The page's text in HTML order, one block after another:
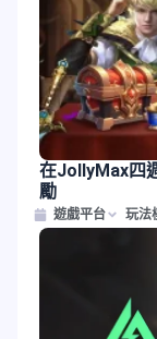
在JollyMax四
勵
遊戲平台 玩法